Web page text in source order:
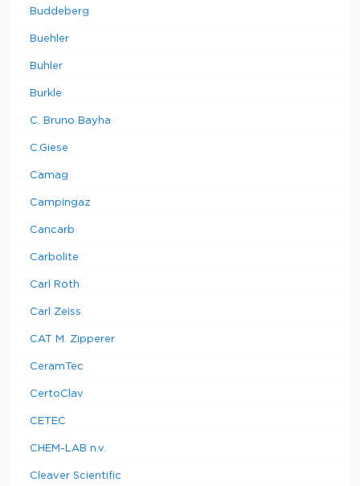
Buddeberg
Buehler
Buhler
Burkle
C. Bruno Bayha
C.Giese
Camag
Campingaz
Cancarb
Carbolite
Carl Roth
Carl Zeiss
CAT M. Zipperer
CeramTec
CertoClav
CETEC
CHEM-LAB n.v.
Cleaver Scientific